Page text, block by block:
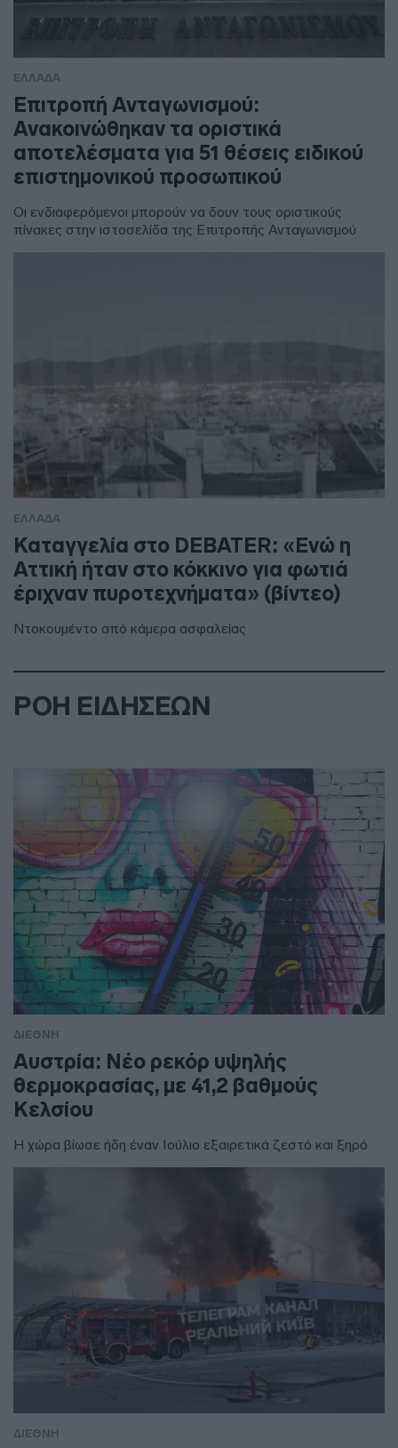
ΕΛΛΑΔΑ
Επιτροπή Ανταγωνισμού:
Ανακοινώθηκαν τα οριστικά
αποτελέσματα για 51 θέσεις ειδικού
επιστημονικού προσωπικού
Οι ενδιαφερόμενοι μπορούν να δουν τους οριστικούς
πίνακες στην ιστοσελίδα της Επιτροπής Ανταγωνισμού
ΕΛΛΑΔΑ
Καταγγελία στο DEBATER: «Ενώ η
Αττική ήταν στο κόκκινο για φωτιά
έριχναν πυροτεχνήματα» (βίντεο)
Ντοκουμέντο από κάμερα ασφαλείας
ΡΟΗ ΕΙΔΗΣΕΩΝ
ΔΙΕΘΝΗ
Αυστρία: Νέο ρεκόρ υψηλής
θερμοκρασίας, με 41,2 βαθμούς
Κελσίου
Η χώρα βίωσε ήδη έναν Ιούλιο εξαιρετικά ζεστό και ξηρό
ΔΙΕΘΝΗ